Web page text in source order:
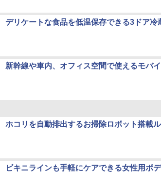
デリケートな食品を低温保存できる3ドア冷
新幹線や車内、オフィス空間で使えるモバ
ホコリを自動排出するお掃除ロボット搭載
ビキニラインも手軽にケアできる女性用ボ